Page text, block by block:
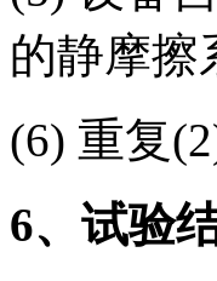
的静摩擦
(6) 重复
6、试验